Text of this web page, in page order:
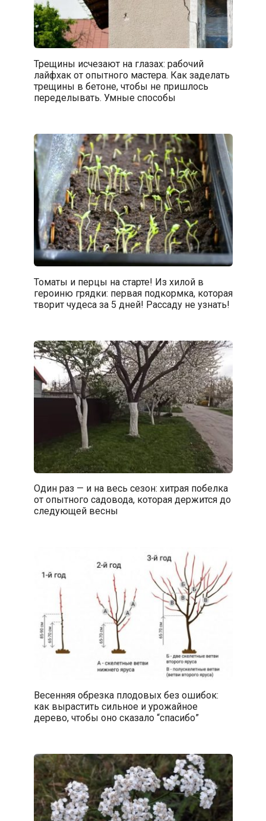
Трещины исчезают на глазах: рабочий
лайфхак от опытного мастера. Как заделать
трещины в бетоне, чтобы не пришлось
переделывать. Умные способы
Томаты и перцы на старте! Из хилой в
героиню грядки: первая подкормка, которая
творит чудеса за 5 дней! Рассаду не узнать!
Один раз — и на весь сезон: хитрая побелка
от опытного садовода, которая держится до
следующей весны
Весенняя обрезка плодовых без ошибок:
как вырастить сильное и урожайное
дерево, чтобы оно сказало “спасибо”